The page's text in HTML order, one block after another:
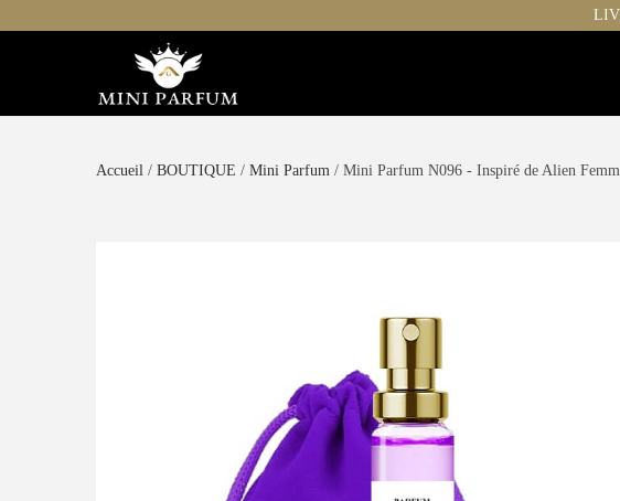
Accueil / BOUTIQUE / Mini Parfum / Mini Parfum N096 - Inspiré de Alien